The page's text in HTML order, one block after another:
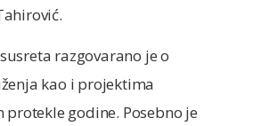
razgovarano je o
kao i projektima
godine. Posebno je